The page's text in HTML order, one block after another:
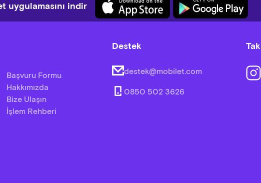
uygulamasını indir
Başvuru Formu
Hakkımızda
Bize Ulaşın
İşlem Rehberi
Destek
destek@mobilet.com
0850 502 3626